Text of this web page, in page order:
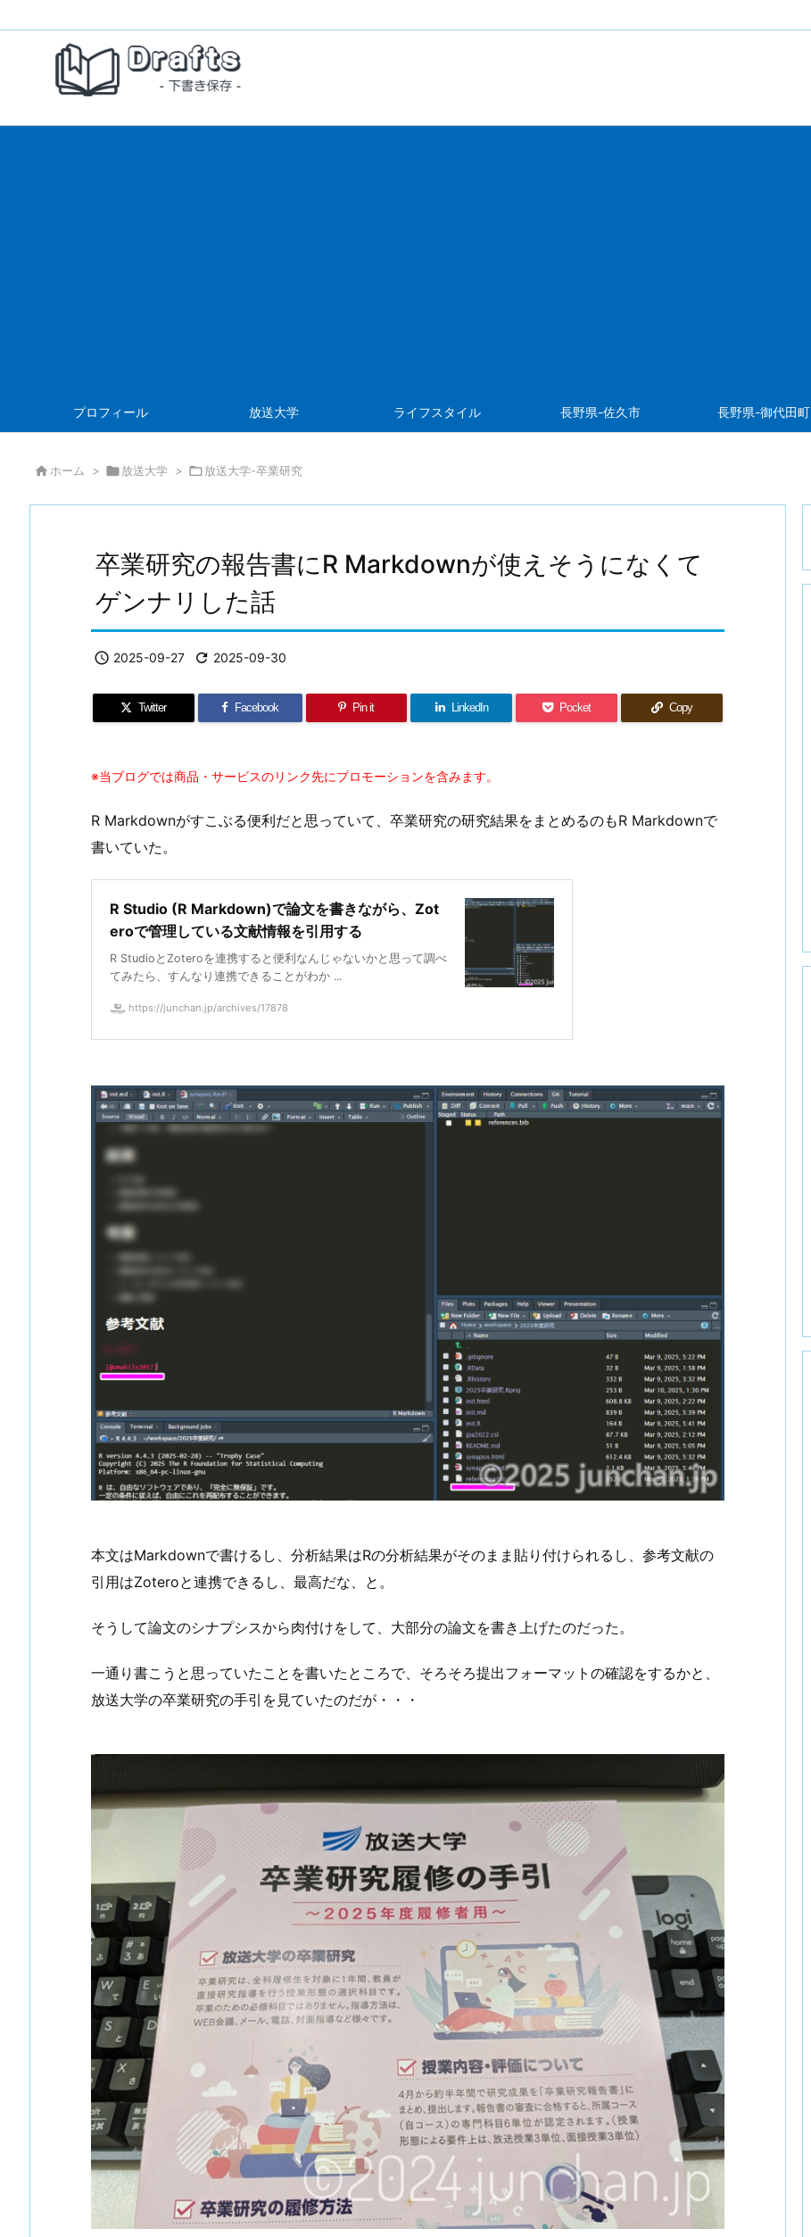
プロフィール 放送大学 ライフスタイル 長野県-佐久市 長野県-御代田町
 ホーム > 放送大学 > 放送大学-卒業研究
卒業研究の報告書にR Markdownが使えそうになくて
ゲンナリした話
 2025-09-27  2025-09-30
Twitter Facebook Pin it LinkedIn Pocket Copy
※当ブログでは商品・サービスのリンク先にプロモーションを含みます。
R Markdownがすこぶる便利だと思っていて、卒業研究の研究結果をまとめるのもR Markdownで
書いていた。
R Studio (R Markdown)で論文を書きながら、Zot
eroで管理している文献情報を引用する
R StudioとZoteroを連携すると便利なんじゃないかと思って調べ
てみたら、すんなり連携できることがわか ...
https://junchan.jp/archives/17878
本文はMarkdownで書けるし、分析結果はRの分析結果がそのまま貼り付けられるし、参考文献の
引用はZoteroと連携できるし、最高だな、と。
そうして論文のシナプシスから肉付けをして、大部分の論文を書き上げたのだった。
一通り書こうと思っていたことを書いたところで、そろそろ提出フォーマットの確認をするかと、
放送大学の卒業研究の手引を見ていたのだが・・・